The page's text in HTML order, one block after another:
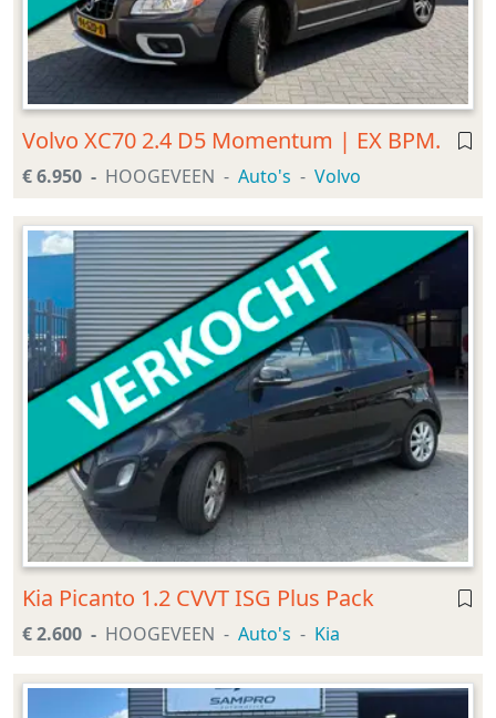
Volvo XC70 2.4 D5 Momentum | EX BPM.
€ 6.950 HOOGEVEEN Auto's Volvo
Kia Picanto 1.2 CVVT ISG Plus Pack
€ 2.600 HOOGEVEEN Auto's Kia